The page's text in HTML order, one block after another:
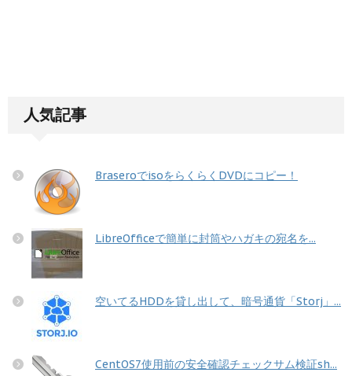
人気記事
BraseroでisoをらくらくDVDにコピー！
LibreOfficeで簡単に封筒やハガキの宛名を...
空いてるHDDを貸し出して、暗号通貨「Storj」...
CentOS7使用前の安全確認チェックサム検証sh...